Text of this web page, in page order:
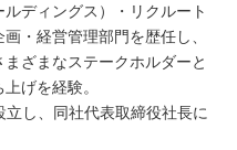
ディングス）・リクルート
・経営管理部門を歴任し、
ざまなステークホルダーと
げを経験。
し、同社代表取締役社長に